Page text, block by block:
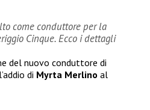
come conduttore per la
Cinque. Ecco i dettagli
del nuovo conduttore di
di Myrta Merlino al